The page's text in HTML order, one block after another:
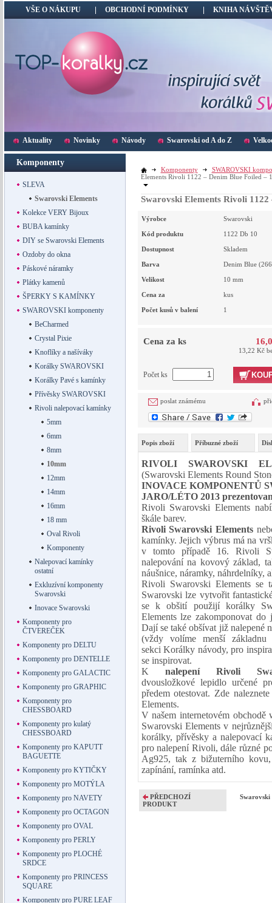
VŠE O NÁKUPU OBCHODNÍ PODMÍNKY KNIHA
Aktuality Novinky Návody Swarovski od A do Z
Komponenty
SLEVA
Swarovski Elements
Kolekce VERY Bijoux
BUBA kamínky
DIY se Swarovski Elements
Ozdoby do okna
Páskové náramky
Plátky kamenů
ŠPERKY S KAMÍNKY
SWAROVSKI komponenty
BeCharmed
Crystal Pixie
Knoflíky a našíváky
Korálky SWAROVSKI
Korálky Pavé s kamínky
Přívěsky SWAROVSKI
Rivoli nalepovací kamínky
5mm
6mm
8mm
10mm
12mm
14mm
16mm
18 mm
Oval Rivoli
Komponenty
Nalepovací kamínky
ostatní
Exkluzívní komponenty
Swarovski
Inovace Swarovski
Komponenty pro
ČTVEREČEK
Komponenty pro DELTU
Komponenty pro DENTELLE
Komponenty pro GALACTIC
Komponenty pro GRAPHIC
Komponenty pro
CHESSBOARD
Komponenty pro kulatý
CHESSBOARD
Komponenty pro KAPUTT
BAGUETTE
Komponenty pro KYTIČKY
Komponenty pro MOTÝLA
Komponenty pro NAVETY
Komponenty pro OCTAGON
Komponenty pro OVAL
Komponenty pro PERLY
Komponenty pro PLOCHÉ
SRDCE
Komponenty pro PRINCESS
SQUARE
Komponenty pro PURE LEAF
Komponenty
SWAROVSKI
Elements Rivoli 1122 – Denim Blue Foiled –
Swarovski Elements Rivoli
Výrobce Swarovski
Kód produktu 1122 Db 10
Dostupnost Skladem
Barva Denim Blue
Velikost 10 mm
Cena za kus
Počet kusů v balení 1
Cena za ks
13,22 Kč
Počet ks
poslat známému
Popis zboží Příbuzné zboží
RIVOLI SWAROVSKI
(Swarovski Elements Round
INOVACE KOMPONENTŮ
JARO/LÉTO 2013
Rivoli Swarovski Elements
škále barev.
Rivoli Swarovski Elements
kamínky. Jejich výbrus má na
v tomto případě 16. Rivoli
nalepování na kovový základ,
náušnice, náramky, náhrdelníky,
Rivoli Swarovski Elements se
Swarovski lze vytvořit
se k obšití použijí korálky
Elements lze zakomponovat
Dají se také obšívat již nalepené
(vždy volíme menší
sekciKorálky návody, pro
se inspirovat.
K nalepení Rivoli
dvousložkové lepidlo určené
předem otestovat. Zde
Elements.
V našem internetovém obchodě
Swarovski Elements v
korálky, přívěsky a nalepovací
pro nalepení Rivoli, dále různé
Ag925, tak z bižuterního
zapínání, ramínka atd.
PŘEDCHOZÍ
PRODUKT
Swarovski